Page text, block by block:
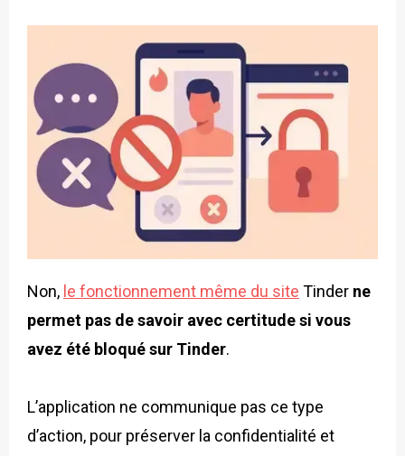
Non, le fonctionnement même du site Tinder ne
permet pas de savoir avec certitude si vous
avez été bloqué sur Tinder.
L’application ne communique pas ce type
d’action, pour préserver la confidentialité et